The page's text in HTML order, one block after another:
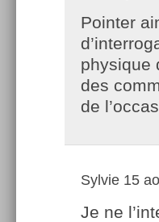
Pointer
physique
des
de
Sylvie 15
Je ne